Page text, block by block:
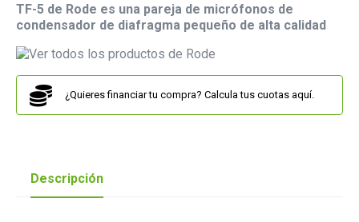
TF-5 de Rode es una pareja de micrófonos de
condensador de diafragma pequeño de alta calidad
¿Quieres financiar tu compra? Calcula tus cuotas aquí.
Descripción